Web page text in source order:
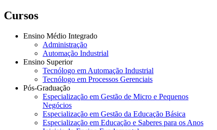
Cursos
Ensino Médio Integrado
Administração
Automação Industrial
Ensino Superior
Tecnólogo em Automação Industrial
Tecnólogo em Processos Gerenciais
Pós-Graduação
Especialização em Gestão de Micro e Pequenos
Negócios
Especialização em Gestão da Educação Básica
Especialização em Educação e Saberes para os Anos